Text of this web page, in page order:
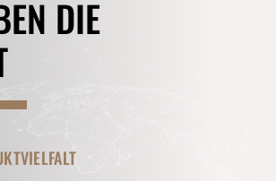
DIE